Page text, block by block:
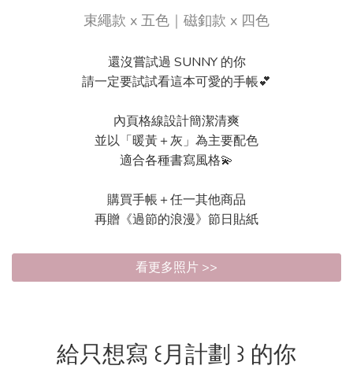
束繩款 x 五色｜磁釦款 x 四色
還沒嘗試過 SUNNY 的你
請一定要試試看這本可愛的手帳💕
內頁格線設計簡潔清爽
並以「暖黃＋灰」為主要配色
適合各種書寫風格💫
購買手帳＋任一其他商品
再贈《過節的浪漫》節日貼紙
看更多照片 >>
給只想寫 ꒰月計劃 ꒱ 的你